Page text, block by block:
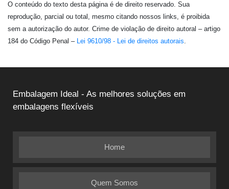
O conteúdo do texto desta página é de direito reservado. Sua
reprodução, parcial ou total, mesmo citando nossos links, é proibida
sem a autorização do autor. Crime de violação de direito autoral – artigo
184 do Código Penal – Lei 9610/98 - Lei de direitos autorais.
Embalagem Ideal - As melhores soluções em
embalagens flexíveis
Home
Quem Somos